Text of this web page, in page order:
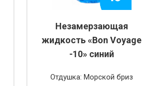
Незамерзающая
жидкость «Bon Voyage
-10» синий
Отдушка: Морской бриз